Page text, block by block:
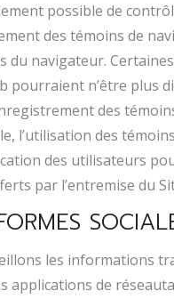
possible de
des témoins de
du navigateur.
pourraient n’être plus
des
l’utilisation des
des utilisateurs
par l’entremise du
les informations
applications de